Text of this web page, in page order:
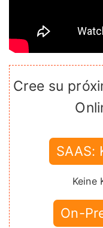
Cree su
SAAS:
Keine
On-